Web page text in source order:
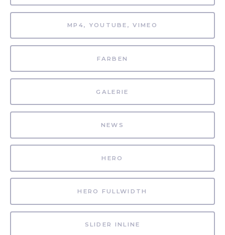
MP4, YOUTUBE, VIMEO
FARBEN
GALERIE
NEWS
HERO
HERO FULLWIDTH
SLIDER INLINE